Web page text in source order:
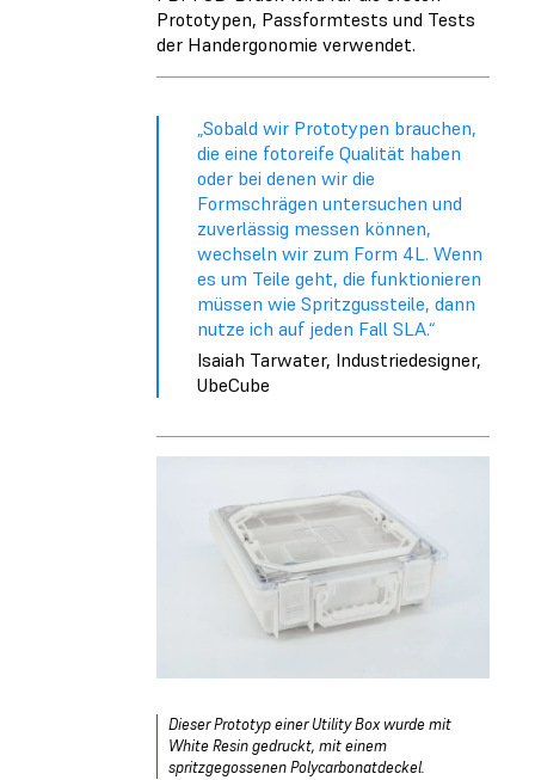
Prototypen, Passformtests und Tests
der Handergonomie verwendet.
„Sobald wir Prototypen brauchen,
die eine fotoreife Qualität haben
oder bei denen wir die
Formschrägen untersuchen und
zuverlässig messen können,
wechseln wir zum Form 4L. Wenn
es um Teile geht, die funktionieren
müssen wie Spritzgussteile, dann
nutze ich auf jeden Fall SLA.“
Isaiah Tarwater, Industriedesigner,
UbeCube
Dieser Prototyp einer Utility Box wurde mit
White Resin gedruckt, mit einem
spritzgegossenen Polycarbonatdeckel.